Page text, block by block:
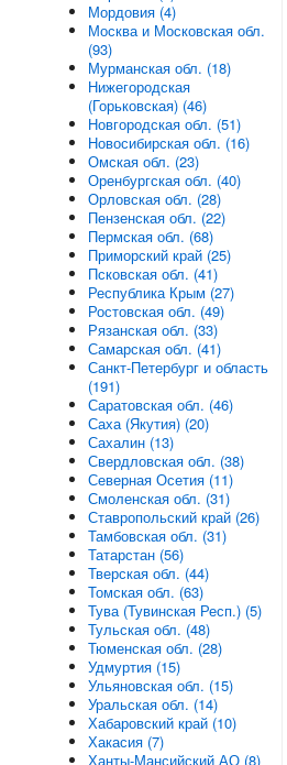
Мордовия (4)
Москва и Московская обл.
(93)
Мурманская обл. (18)
Нижегородская
(Горьковская) (46)
Новгородская обл. (51)
Новосибирская обл. (16)
Омская обл. (23)
Оренбургская обл. (40)
Орловская обл. (28)
Пензенская обл. (22)
Пермская обл. (68)
Приморский край (25)
Псковская обл. (41)
Республика Крым (27)
Ростовская обл. (49)
Рязанская обл. (33)
Самарская обл. (41)
Санкт-Петербург и область
(191)
Саратовская обл. (46)
Саха (Якутия) (20)
Сахалин (13)
Свердловская обл. (38)
Северная Осетия (11)
Смоленская обл. (31)
Ставропольский край (26)
Тамбовская обл. (31)
Татарстан (56)
Тверская обл. (44)
Томская обл. (63)
Тува (Тувинская Респ.) (5)
Тульская обл. (48)
Тюменская обл. (28)
Удмуртия (15)
Ульяновская обл. (15)
Уральская обл. (14)
Хабаровский край (10)
Хакасия (7)
Ханты-Мансийский АО (8)